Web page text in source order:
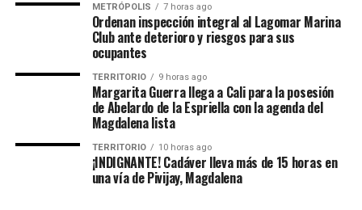
METRÓPOLIS 7 horas ago
Ordenan inspección integral al Lagomar Marina
Club ante deterioro y riesgos para sus
ocupantes
TERRITORIO 9 horas ago
Margarita Guerra llega a Cali para la posesión
de Abelardo de la Espriella con la agenda del
Magdalena lista
TERRITORIO 10 horas ago
¡INDIGNANTE! Cadáver lleva más de 15 horas en
una vía de Pivijay, Magdalena